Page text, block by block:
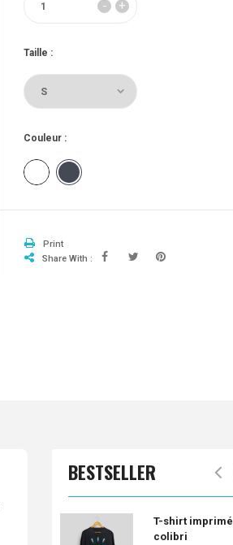
Taille :
Couleur :
Blanc Noir
Print
Share With :
BESTSELLER
T-shirt imprimé
colibri